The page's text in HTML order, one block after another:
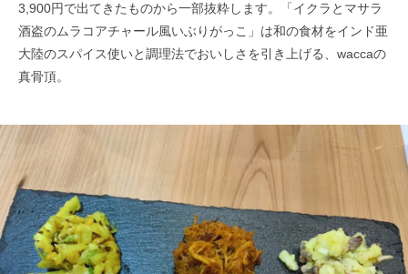
3,900円で出てきたものから一部抜粋します。「イクラとマサラ
酒盗のムラコアチャール風いぶりがっこ」は和の食材をインド亜
大陸のスパイス使いと調理法でおいしさを引き上げる、waccaの
真骨頂。